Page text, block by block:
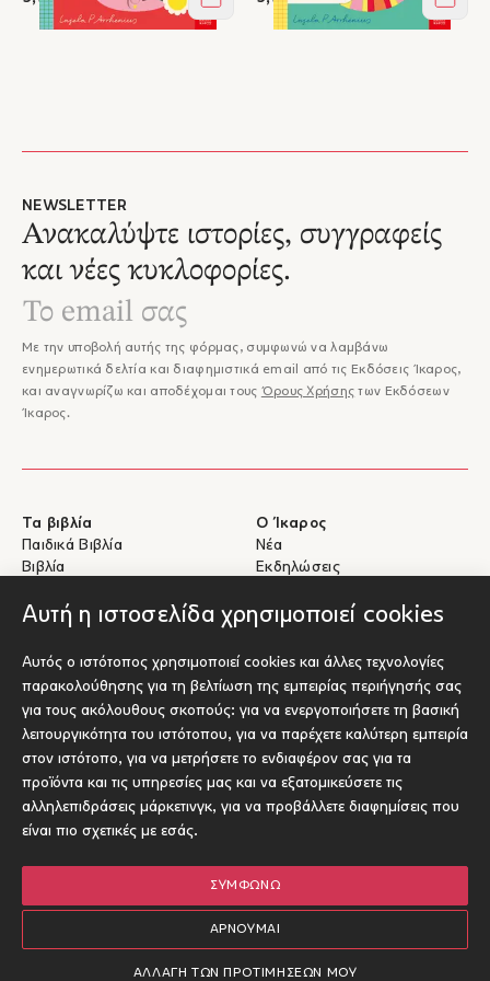
Αυτή η ιστοσελίδα χρησιμοποιεί cookies
Αυτός ο ιστότοπος χρησιμοποιεί cookies και άλλες τεχνολογίες
παρακολούθησης για τη βελτίωση της εμπειρίας περιήγησής σας
για τους ακόλουθους σκοπούς: για να ενεργοποιήσετε τη βασική
λειτουργικότητα του ιστότοπου, για να παρέχετε καλύτερη εμπειρία
στον ιστότοπο, για να μετρήσετε το ενδιαφέρον σας για τα
προϊόντα και τις υπηρεσίες μας και να εξατομικεύσετε τις
αλληλεπιδράσεις μάρκετινγκ, για να προβάλλετε διαφημίσεις που
είναι πιο σχετικές με εσάς.
ΣΥΜΦΩΝΏ
ΑΡΝΟΎΜΑΙ
ΑΛΛΑΓΉ ΤΩΝ ΠΡΟΤΙΜΉΣΕΏΝ ΜΟΥ
Στο καλάθι Στο
Επιλογές 1
NEWSLETTER
Ανακαλύψτε ιστορίες, συγγραφείς
και νέες κυκλοφορίες.
Με την υποβολή αυτής της φόρμας, συμφωνώ να λαμβάνω
ενημερωτικά δελτία και διαφημιστικά email από τις Εκδόσεις Ίκαρος,
και αναγνωρίζω και αποδέχομαι τους Όρους Χρήσης των Εκδόσεων
Ίκαρος.
Τα βιβλία
Παιδικά Βιβλία
Βιβλία
Ο Ίκαρος
Νέα
Εκδηλώσεις
Βοήθεια
Αποστολές & Επιστροφές
Πληρωμές & Ασφάλεια
Σχετικά με τα eBooks
Επικοινωνία
Για Συγγραφείς
Υποβολή έργου προς έκδοση
Socials
Πολιτική Cookies
Designed and developed by Radial